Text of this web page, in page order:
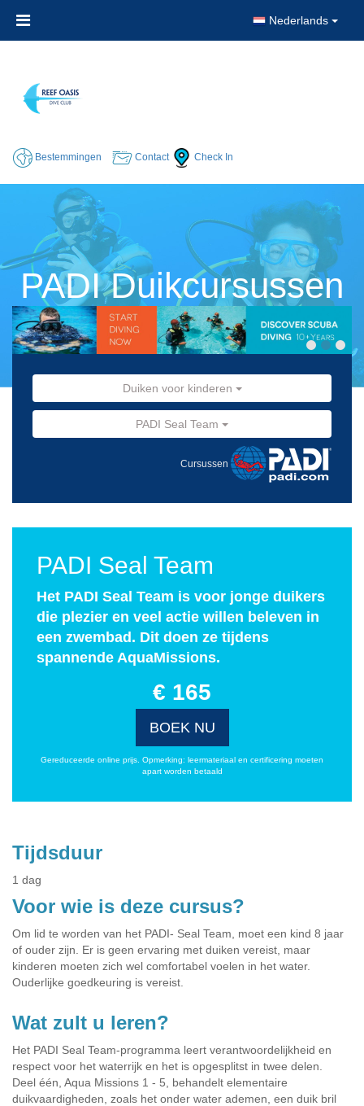
Nederlands
Bestemmingen Contact Check In
PADI Duikcursussen
Duiken voor kinderen
PADI Seal Team
Cursussen
PADI Seal Team
Het PADI Seal Team is voor jonge duikers
die plezier en veel actie willen beleven in
een zwembad. Dit doen ze tijdens
spannende AquaMissions.
€ 165
BOEK NU
Gereduceerde online prijs. Opmerking: leermateriaal en certificering moeten
apart worden betaald
Tijdsduur
1 dag
Voor wie is deze cursus?
Om lid te worden van het PADI- Seal Team, moet een kind 8 jaar
of ouder zijn. Er is geen ervaring met duiken vereist, maar
kinderen moeten zich wel comfortabel voelen in het water.
Ouderlijke goedkeuring is vereist.
Wat zult u leren?
Het PADI Seal Team-programma leert verantwoordelijkheid en
respect voor het waterrijk en het is opgesplitst in twee delen.
Deel één, Aqua Missions 1 - 5, behandelt elementaire
duikvaardigheden, zoals het onder water ademen, een duik bril